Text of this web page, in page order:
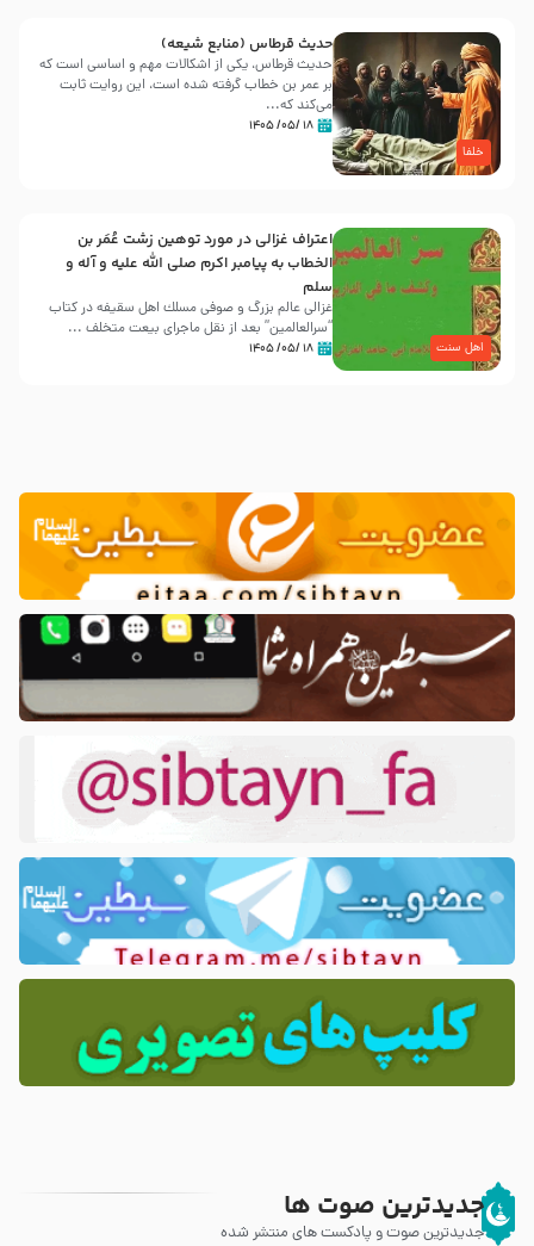
خلفا
حدیث قرطاس (منابع شیعه)
حدیث قرطاس، یکی از اشکالات مهم و اساسی است که
بر عمر بن خطاب گرفته شده است، این روایت ثابت
می‌کند که...
۱۸ /۰۵/ ۱۴۰۵
اهل سنت
اعتراف غزالی در مورد توهین زشت عُمَر بن
الخطاب به پیامبر اکرم صلی الله علیه و آله و
سلم
غزالی عالم بزرگ و صوفی مسلك اهل سقيفه در کتاب
“سرالعالمین” بعد از نقل ماجرای بیعت متخلف ...
۱۸ /۰۵/ ۱۴۰۵
جدیدترین صوت ها
جدیدترین صوت و پادکست های منتشر شده